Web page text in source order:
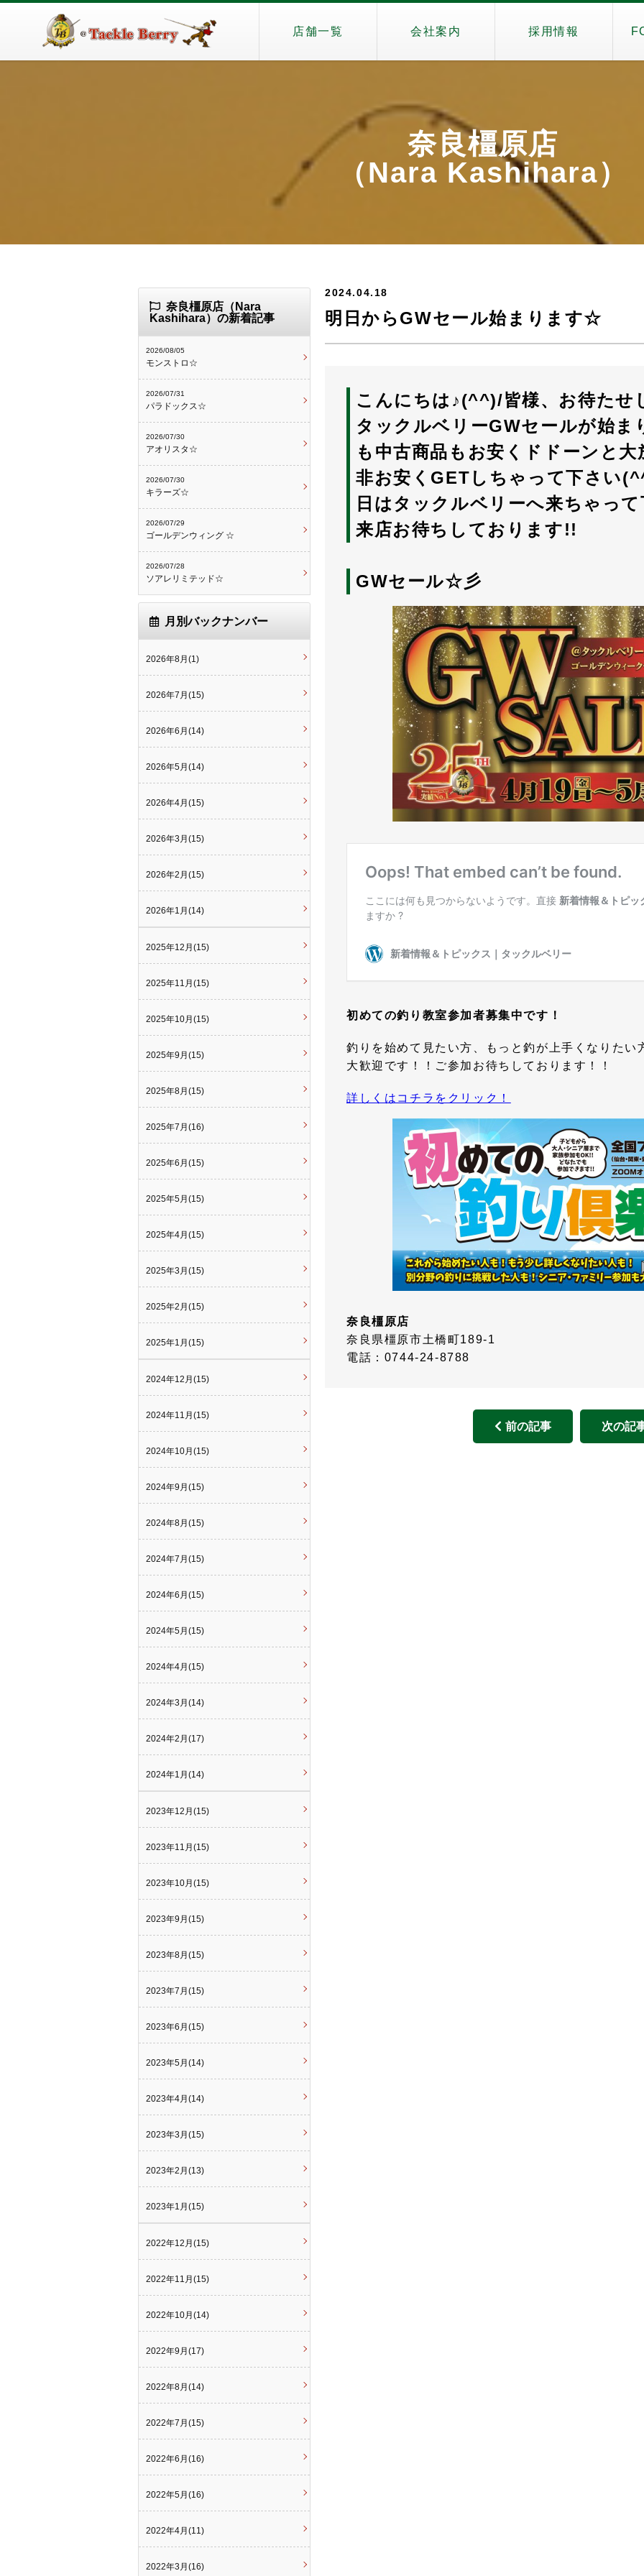
店舗一覧 会社案内 採用情報
奈良橿原店
（Nara Kashihara）
2024.04.18
明日からGWセール始まります☆
こんにちは♪(^^)/皆様、お待たせ
タックルベリーGWセールが始
も中古商品もお安くドドーンと
非お安くGETしちゃって下さい
日はタックルベリーへ来ちゃっ
来店お待ちしております!!
GWセール☆彡
初めての釣り教室参加者募集中です！
釣りを始めて見たい方、もっと釣が上手くなりたい
大歓迎です！！ご参加お待ちしております！！
詳しくはコチラをクリック！
奈良橿原店
奈良県橿原市土橋町189-1
電話：0744-24-8788
前の記事 次の記
奈良橿原店（Nara
Kashihara）の新着記事
2026/08/05
モンストロ☆
2026/07/31
パラドックス☆
2026/07/30
アオリスタ☆
2026/07/30
キラーズ☆
2026/07/29
ゴールデンウィング ☆
2026/07/28
ソアレリミテッド☆
月別バックナンバー
2026年8月(1)
2026年7月(15)
2026年6月(14)
2026年5月(14)
2026年4月(15)
2026年3月(15)
2026年2月(15)
2026年1月(14)
2025年12月(15)
2025年11月(15)
2025年10月(15)
2025年9月(15)
2025年8月(15)
2025年7月(16)
2025年6月(15)
2025年5月(15)
2025年4月(15)
2025年3月(15)
2025年2月(15)
2025年1月(15)
2024年12月(15)
2024年11月(15)
2024年10月(15)
2024年9月(15)
2024年8月(15)
2024年7月(15)
2024年6月(15)
2024年5月(15)
2024年4月(15)
2024年3月(14)
2024年2月(17)
2024年1月(14)
2023年12月(15)
2023年11月(15)
2023年10月(15)
2023年9月(15)
2023年8月(15)
2023年7月(15)
2023年6月(15)
2023年5月(14)
2023年4月(14)
2023年3月(15)
2023年2月(13)
2023年1月(15)
2022年12月(15)
2022年11月(15)
2022年10月(14)
2022年9月(17)
2022年8月(14)
2022年7月(15)
2022年6月(16)
2022年5月(16)
2022年4月(11)
2022年3月(16)